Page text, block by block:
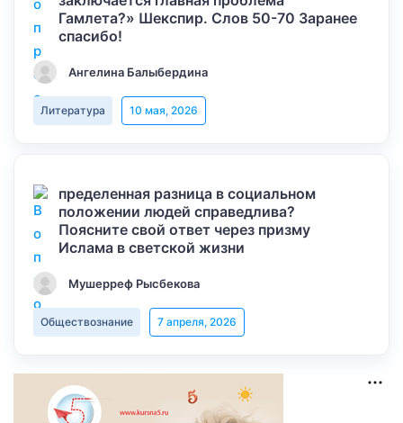
Гамлета?» Шекспир. Слов 50-70 Заранее
спасибо!
Ангелина Балыбердина
Литература 10 мая, 2026
пределенная разница в социальном
положении людей справедлива?
Поясните свой ответ через призму
Ислама в светской жизни
Мушерреф Рысбекова
Обществознание 7 апреля, 2026